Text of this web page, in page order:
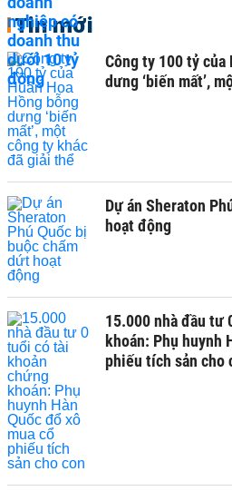
Tin mới
Công ty 100 tỷ của
dưng ‘biến mất’,
Dự án Sheraton
hoạt động
15.000 nhà đầu tư
khoán: Phụ huynh
phiếu tích sản cho